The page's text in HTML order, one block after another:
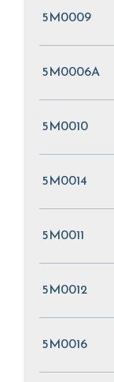
5M0009
5M0006A
5M0010
5M0014
5M0011
5M0012
5M0016